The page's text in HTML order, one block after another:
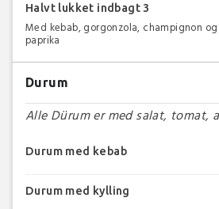
Halvt lukket indbagt 3
Med kebab, gorgonzola, champignon og
paprika
Durum
Alle Dürum er med salat, tomat,
Durum med kebab
Durum med kylling